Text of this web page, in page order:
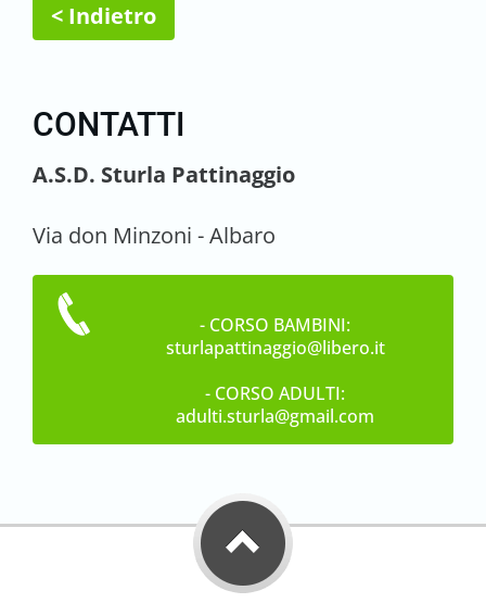
< Indietro
CONTATTI
A.S.D. Sturla Pattinaggio
Via don Minzoni - Albaro
- CORSO BAMBINI:
sturlapattinaggio@libero.it
- CORSO ADULTI:
adulti.sturla@gmail.com